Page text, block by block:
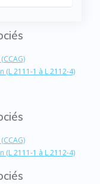
(L 2111-1 à L 2112-4)
(L 2111-1 à L 2112-4)